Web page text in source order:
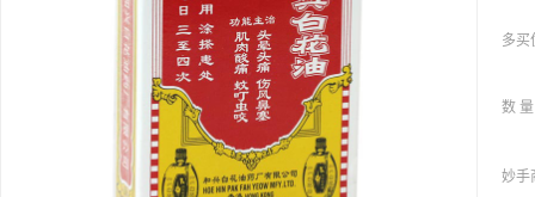
多买
数 量
妙手